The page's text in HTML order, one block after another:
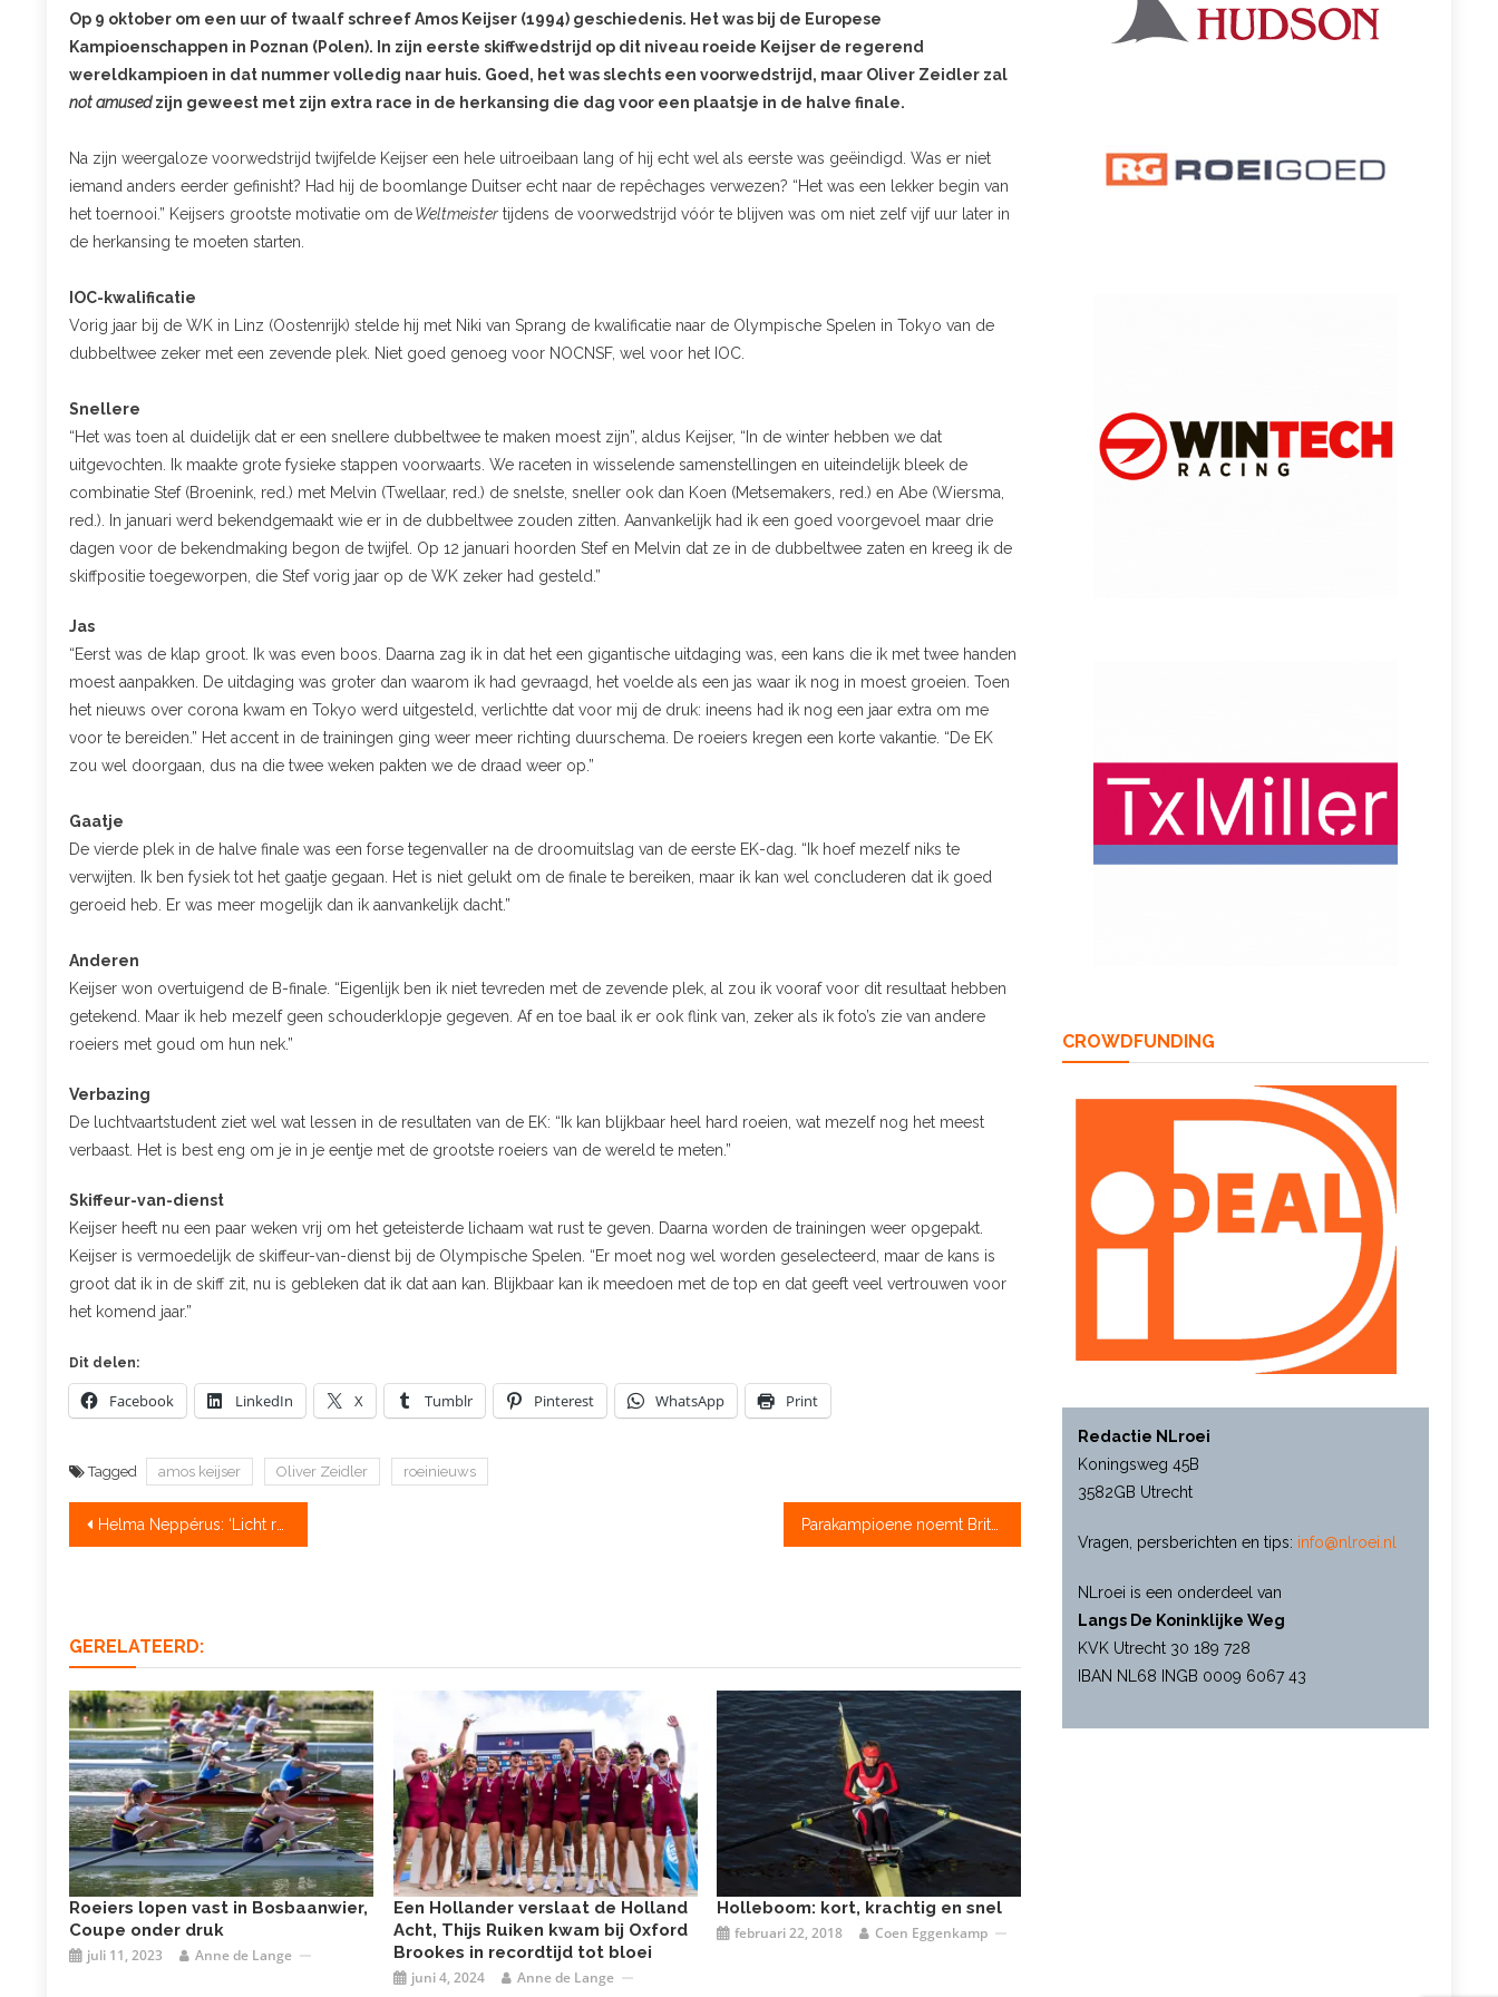
Op 9 oktober om een uur of twaalf schreef Amos Keijser (1994) geschiedenis. Het was bij de Europese
Kampioenschappen in Poznan (Polen). In zijn eerste skiffwedstrijd op dit niveau roeide Keijser de regerend
wereldkampioen in dat nummer volledig naar huis. Goed, het was slechts een voorwedstrijd, maar Oliver Zeidler zal
not amusedzijn geweest met zijn extra race in de herkansing die dag voor een plaatsje in de halve finale.
Na zijn weergaloze voorwedstrijd twijfelde Keijser een hele uitroeibaan lang of hij echt wel als eerste was geëindigd. Was er niet
iemand anders eerder gefinisht? Had hij de boomlange Duitser echt naar de repêchages verwezen? “Het was een lekker begin van
het toernooi.” Keijsers grootste motivatie om deWeltmeister tijdens de voorwedstrijd vóór te blijven was om niet zelf vijf uur later in
de herkansing te moeten starten.
IOC-kwalificatie
Vorig jaar bij de WK in Linz (Oostenrijk) stelde hij met Niki van Sprang de kwalificatie naar de Olympische Spelen in Tokyo van de
dubbeltwee zeker met een zevende plek. Niet goed genoeg voor NOCNSF, wel voor het IOC.
Snellere
“Het was toen al duidelijk dat er een snellere dubbeltwee te maken moest zijn”, aldus Keijser, “In de winter hebben we dat
uitgevochten. Ik maakte grote fysieke stappen voorwaarts. We raceten in wisselende samenstellingen en uiteindelijk bleek de
combinatie Stef (Broenink, red.) met Melvin (Twellaar, red.) de snelste, sneller ook dan Koen (Metsemakers, red.) en Abe (Wiersma,
red.). In januari werd bekendgemaakt wie er in de dubbeltwee zouden zitten. Aanvankelijk had ik een goed voorgevoel maar drie
dagen voor de bekendmaking begon de twijfel. Op 12 januari hoorden Stef en Melvin dat ze in de dubbeltwee zaten en kreeg ik de
skiffpositie toegeworpen, die Stef vorig jaar op de WK zeker had gesteld.”
Jas
“Eerst was de klap groot. Ik was even boos. Daarna zag ik in dat het een gigantische uitdaging was, een kans die ik met twee handen
moest aanpakken. De uitdaging was groter dan waarom ik had gevraagd, het voelde als een jas waar ik nog in moest groeien. Toen
het nieuws over corona kwam en Tokyo werd uitgesteld, verlichtte dat voor mij de druk: ineens had ik nog een jaar extra om me
voor te bereiden.” Het accent in de trainingen ging weer meer richting duurschema. De roeiers kregen een korte vakantie. “De EK
zou wel doorgaan, dus na die twee weken pakten we de draad weer op.”
Gaatje
De vierde plek in de halve finale was een forse tegenvaller na de droomuitslag van de eerste EK-dag. “Ik hoef mezelf niks te
verwijten. Ik ben fysiek tot het gaatje gegaan. Het is niet gelukt om de finale te bereiken, maar ik kan wel concluderen dat ik goed
geroeid heb. Er was meer mogelijk dan ik aanvankelijk dacht.”
Anderen
Keijser won overtuigend de B-finale. “Eigenlijk ben ik niet tevreden met de zevende plek, al zou ik vooraf voor dit resultaat hebben
getekend. Maar ik heb mezelf geen schouderklopje gegeven. Af en toe baal ik er ook flink van, zeker als ik foto’s zie van andere
roeiers met goud om hun nek.”
Verbazing
De luchtvaartstudent ziet wel wat lessen in de resultaten van de EK: “Ik kan blijkbaar heel hard roeien, wat mezelf nog het meest
verbaast. Het is best eng om je in je eentje met de grootste roeiers van de wereld te meten.”
Skiffeur-van-dienst
Keijser heeft nu een paar weken vrij om het geteisterde lichaam wat rust te geven. Daarna worden de trainingen weer opgepakt.
Keijser is vermoedelijk de skiffeur-van-dienst bij de Olympische Spelen. “Er moet nog wel worden geselecteerd, maar de kans is
groot dat ik in de skiff zit, nu is gebleken dat ik dat aan kan. Blijkbaar kan ik meedoen met de top en dat geeft veel vertrouwen voor
het komend jaar.”
Dit delen:
Facebook LinkedIn X Tumblr Pinterest WhatsApp Print
Tagged amos keijser Oliver Zeidler roeinieuws
Bericht
Helma Neppérus: ‘Licht roeien aan zijden draad’ Parakampioene noemt Britse roeibond ‘eetstoornisfabriek’
GERELATEERD:
Roeiers lopen vast in Bosbaanwier,
Coupe onder druk
juli 11, 2023 Anne de Lange
Een Hollander verslaat de Holland
Acht, Thijs Ruiken kwam bij Oxford
Brookes in recordtijd tot bloei
juni 4, 2024 Anne de Lange
Holleboom: kort, krachtig en snel
februari 22, 2018 Coen Eggenkamp
CROWDFUNDING
Redactie NLroei
Koningsweg 45B
3582GB Utrecht
Vragen, persberichten en tips: info@nlroei.nl
NLroei is een onderdeel van
Langs De Koninklijke Weg
KVK Utrecht 30 189 728
IBAN NL68 INGB 0009 6067 43